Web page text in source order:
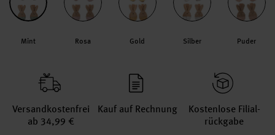
Mint Rosa Gold Silber Puder
Versand­kosten­frei
ab 34,99 €
Kauf auf Rechnung
Kosten­lose Filial­
rückgabe